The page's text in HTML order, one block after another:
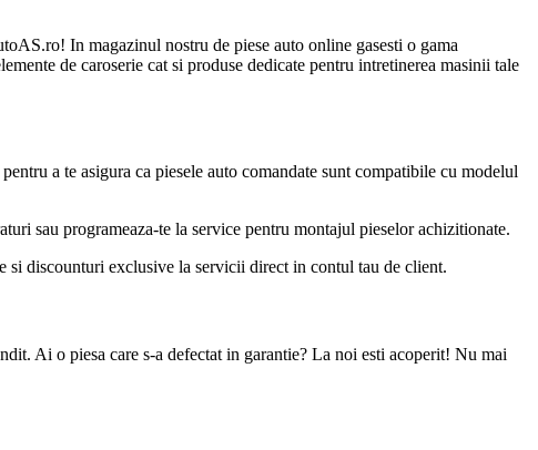
In magazinul nostru de piese auto online gasesti o gama
de caroserie cat si produse dedicate pentru intretinerea masinii tale
a te asigura ca piesele auto comandate sunt compatibile cu modelul
sau programeaza-te la service pentru montajul pieselor achizitionate.
si discounturi exclusive la servicii direct in contul tau de client.
Ai o piesa care s-a defectat in garantie? La noi esti acoperit! Nu mai